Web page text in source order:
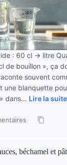
: 60 cl → litre
de bouillon », ça
souvent
une blanquette
dans... Lire la suite
·
béchamel et